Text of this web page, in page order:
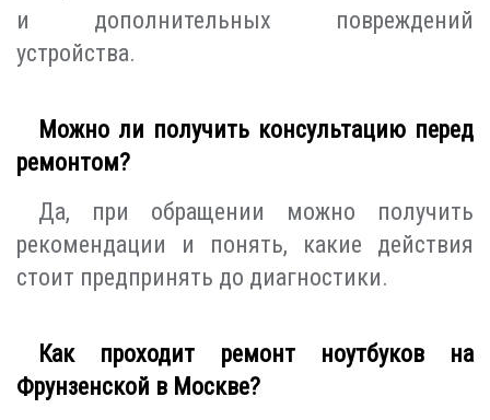
и дополнительных повреждений
устройства.
Можно ли получить консультацию перед
ремонтом?
Да, при обращении можно получить
рекомендации и понять, какие действия
стоит предпринять до диагностики.
Как проходит ремонт ноутбуков на
Фрунзенской в Москве?